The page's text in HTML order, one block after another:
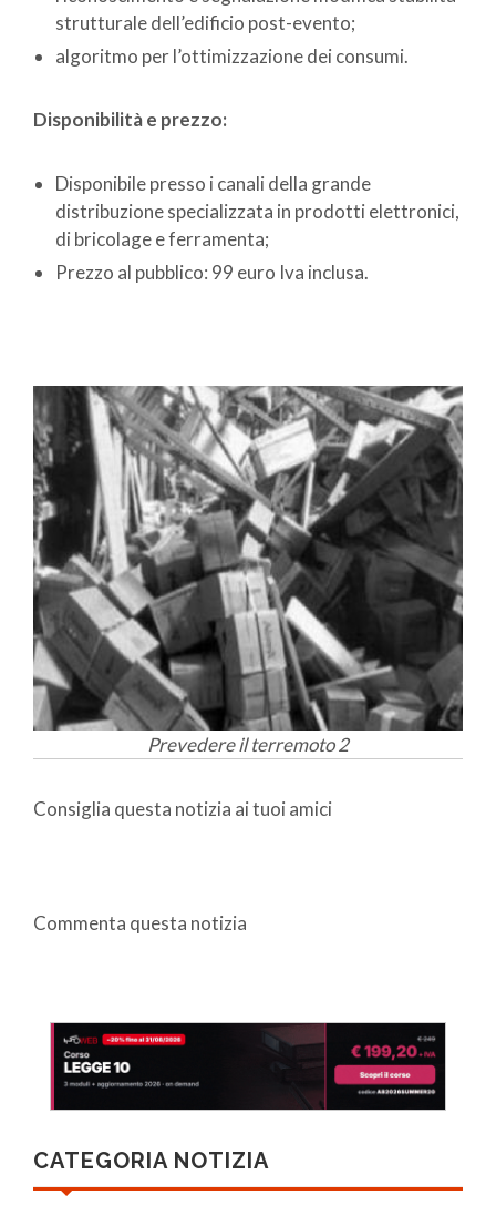
strutturale dell’edificio post-evento;
algoritmo per l’ottimizzazione dei consumi.
Disponibilità e prezzo:
Disponibile presso i canali della grande
distribuzione specializzata in prodotti elettronici,
di bricolage e ferramenta;
Prezzo al pubblico: 99 euro Iva inclusa.
Prevedere il terremoto 2
Consiglia questa notizia ai tuoi amici
Commenta questa notizia
CATEGORIA NOTIZIA